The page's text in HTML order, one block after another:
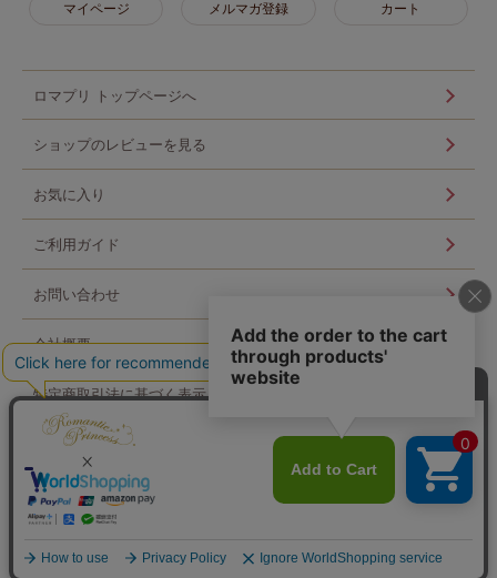
マイページ メルマガ登録 カート
ロマプリ トップページへ
ショップのレビューを見る
お気に入り
ご利用ガイド
お問い合わせ
会社概要
特定商取引法に基づく表示
個人情報の取扱い
ログイン
Copyright © Scroll 360 co,ltd. All Rights Reserved